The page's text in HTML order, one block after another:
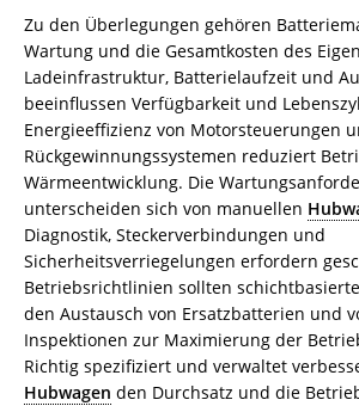
Zu den Überlegungen gehören
Wartung und die Gesamtkosten des
Ladeinfrastruktur, Batterielaufzeit und
beeinflussen Verfügbarkeit und
Energieeffizienz von Motorsteuerungen
Rückgewinnungssystemen reduziert
Wärmeentwicklung. Die
unterscheiden sich von manuellen
Diagnostik, Steckerverbindungen und
Sicherheitsverriegelungen erfordern
Betriebsrichtlinien sollten
den Austausch von Ersatzbatterien und
Inspektionen zur Maximierung der
Richtig spezifiziert und verwaltet
Hubwagen den Durchsatz und die